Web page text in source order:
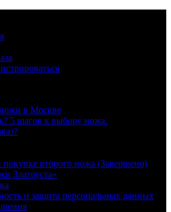
ножи в Москве
5 шагов к выбору ножа.
второго ножа (Завершено)
Златоуста»
и защита персональных данных